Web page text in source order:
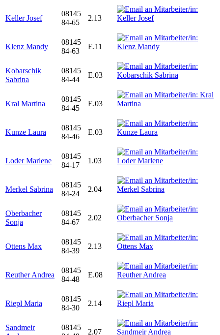
Keller Josef
08145
84-65
2.13
Klenz Mandy
08145
84-63
E.11
Kobarschik
Sabrina
08145
84-44
E.03
Kral Martina
08145
84-45
E.03
Kunze Laura
08145
84-46
E.03
Loder Marlene
08145
84-17
1.03
Merkel Sabrina
08145
84-24
2.04
Oberbacher
Sonja
08145
84-67
2.02
Ottens Max
08145
84-39
2.13
Reuther Andrea
08145
84-48
E.08
Riepl Maria
08145
84-30
2.14
Sandmeir
08145
2.07